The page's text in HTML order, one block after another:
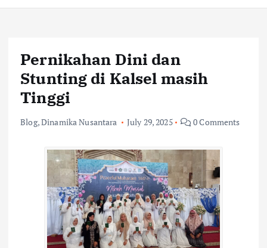
Pernikahan Dini dan
Stunting di Kalsel masih
Tinggi
Blog,Dinamika Nusantara July 29, 2025 0 Comments